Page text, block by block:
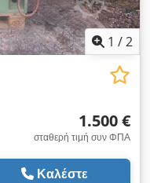
1 /2
1.500 €
σταθερή τιμή συν ΦΠΑ
Καλέστε